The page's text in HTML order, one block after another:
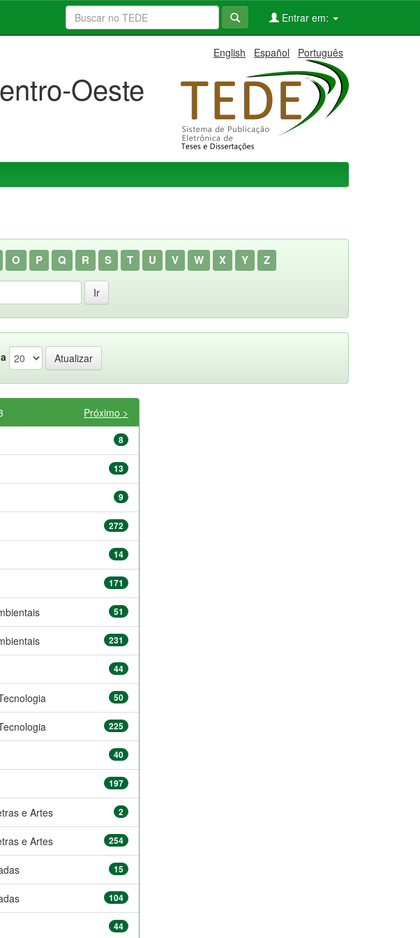
Entrar em:
English Español Português
Oeste
O P Q R S T U V W X Y Z
Próximo >
8
13
9
272
14
171
51
231
44
50
225
40
197
e Artes 2
e Artes 254
15
104
44